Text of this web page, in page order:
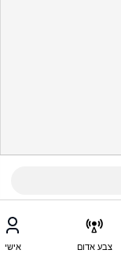
צבע אדום אישי